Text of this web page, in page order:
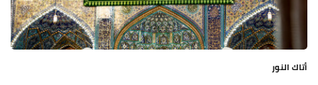
أتاك النور